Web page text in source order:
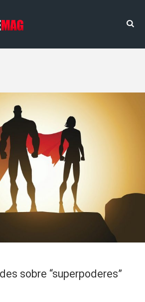
sobre “superpoderes”